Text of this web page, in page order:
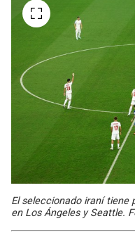
El seleccionado iraní tiene
en Los Ángeles y Seattle.